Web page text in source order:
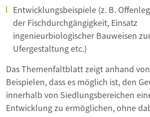
Entwicklungsbeispiele (z. B.
der Fischdurchgängigkeit, Einsatz
ingenieurbiologischer Bauweisen
Ufergestaltung etc.)
Das Themenfaltblatt zeigt anhand
Beispielen, dass es möglich ist, den
innerhalb von Siedlungsbereichen
Entwicklung zu ermöglichen, ohne